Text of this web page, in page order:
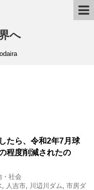
へ
たら、令和2年7月球
程度削減されたの
・社会
人吉市 川辺川ダム
市房ダ